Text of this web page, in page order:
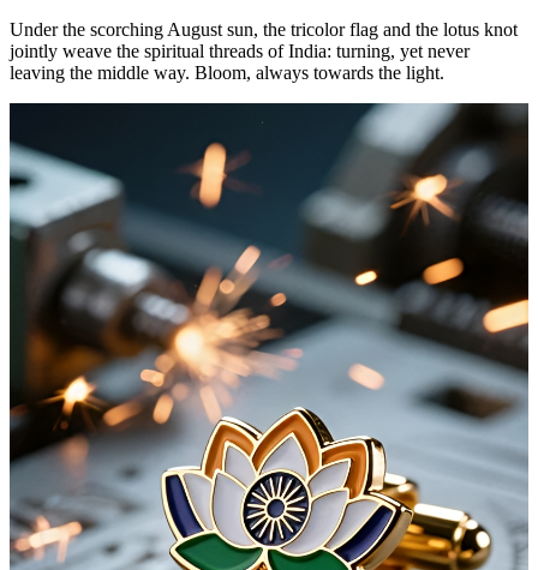
Under the scorching August sun, the tricolor flag and the lotus knot
jointly weave the spiritual threads of India: turning, yet never
leaving the middle way. Bloom, always towards the light.